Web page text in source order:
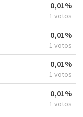
0,01%
1 votos
0,01%
1 votos
0,01%
1 votos
0,01%
1 votos